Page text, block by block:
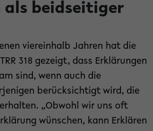
als beidseitiger
viereinhalb Jahren hat die
318 gezeigt, dass Erklärungen
sind, wenn auch die
berücksichtigt wird, die
„Obwohl wir uns oft
wünschen, kann Erklären